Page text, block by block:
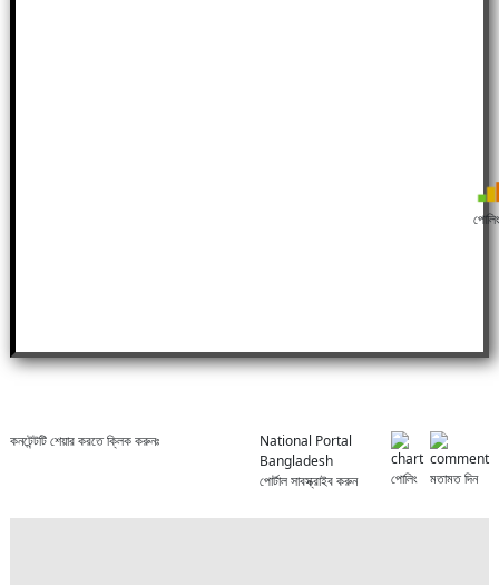
কনটেন্টটি শেয়ার করতে ক্লিক করুনঃ
National Portal
Bangladesh
পোর্টাল সাবস্ক্রাইব করুন
পোলিং মতামত দিন
পোলিং